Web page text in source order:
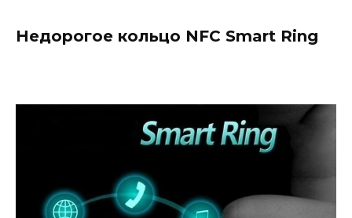
Недорогое кольцо NFC Smart Ring